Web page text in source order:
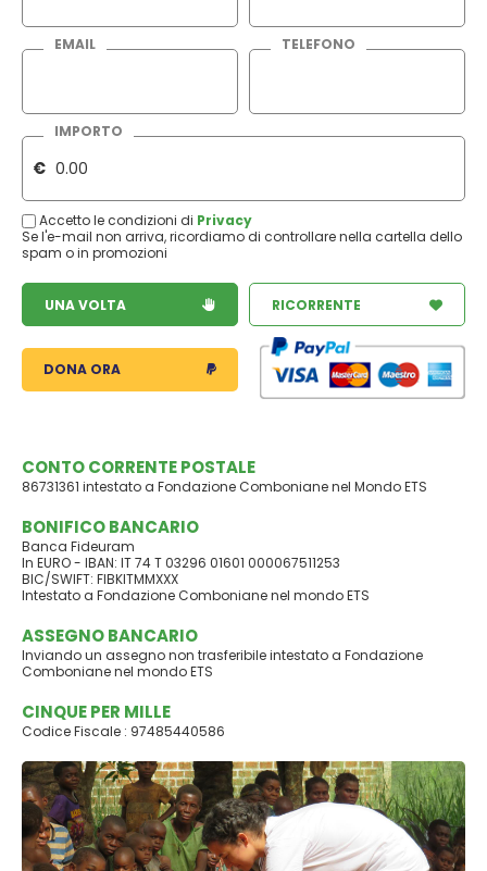
EMAIL TELEFONO
IMPORTO
€
Accetto le condizioni di Privacy
Se l'e-mail non arriva, ricordiamo di controllare nella cartella dello
spam o in promozioni
UNA VOLTA RICORRENTE
DONA ORA
CONTO CORRENTE POSTALE
86731361 intestato a Fondazione Comboniane nel Mondo ETS
BONIFICO BANCARIO
Banca Fideuram
In EURO - IBAN: IT 74 T 03296 01601 000067511253
BIC/SWIFT: FIBKITMMXXX
Intestato a Fondazione Comboniane nel mondo ETS
ASSEGNO BANCARIO
Inviando un assegno non trasferibile intestato a Fondazione
Comboniane nel mondo ETS
CINQUE PER MILLE
Codice Fiscale : 97485440586